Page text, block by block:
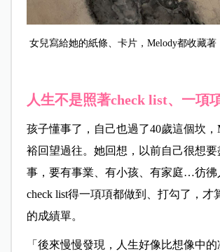
女兒寫給她的紙條、卡片，Melody都收藏著
人生不是照著check list、一項
孩子懂事了，自己也過了40歲這個坎，
裕回望過往。她回想，以前自己很想
事，要有事業、有小孩、有家庭…彷彿
check list得一項項都做到、打勾了，才
的成績單。
「後來慢慢發現，人生好像比想像中